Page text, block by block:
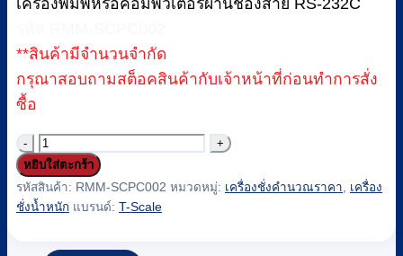
**สินค้ามีจำนวนจำกัด
กรุณาสอบถามสต็อคสินค้ากับเจ้าหน้าที่ก่อนทำการสั่ง
ซื้อ
จำนวน
เครื่อง
ชั่ง
หยิบใส่ตะกร้า
รหัสสินค้า: RMM-SCPC002 หมวดหมู่: เครื่องชั่งคำนวณราคา
เครื่อง
ชั่งน้ำหนัก แบรนด์: T-Scale